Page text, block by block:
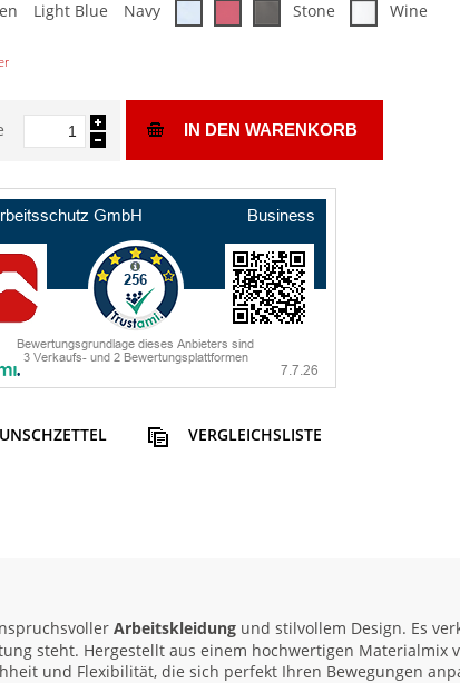
Light Blue Navy Stone Wine
IN DEN WARENKORB
VERGLEICHSLISTE
Arbeitskleidung und stilvollem Design. Es
steht. Hergestellt aus einem hochwertigen Materialmix
und Flexibilität, die sich perfekt Ihren Bewegungen